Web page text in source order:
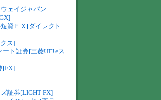
ェイジャパン
資ＦＸ[ダイレクト
ス]
ート証券[三菱UFJ eス
[FX]
ズ証券[LIGHT FX]